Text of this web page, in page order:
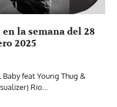
la semana del 28
2025
feat Young Thug &
Rio…